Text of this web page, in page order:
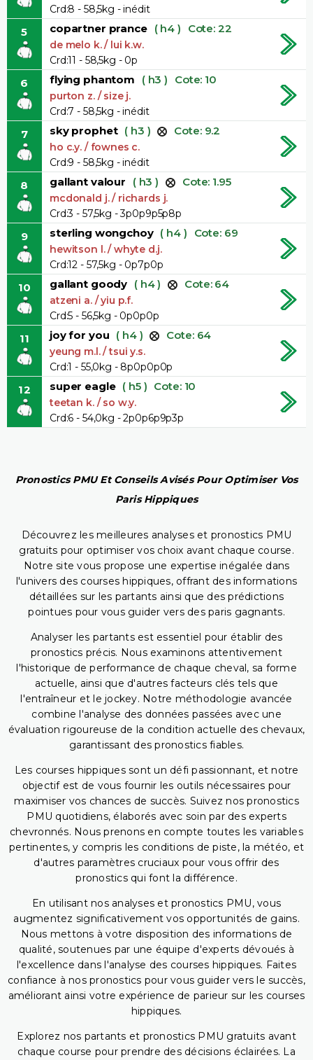
Crd:8 - 58,5kg - inédit
5 copartner prance ( h4 ) Cote: 22
de melo k. / lui k.w.
Crd:11 - 58,5kg - 0p
6 flying phantom ( h3 ) Cote: 10
purton z. / size j.
Crd:7 - 58,5kg - inédit
7 sky prophet ( h3 ) Cote: 9.2
ho c.y. / fownes c.
Crd:9 - 58,5kg - inédit
8 gallant valour ( h3 ) Cote: 1.95
mcdonald j. / richards j.
Crd:3 - 57,5kg - 3p0p9p5p8p
9 sterling wongchoy ( h4 ) Cote: 69
hewitson l. / whyte d.j.
Crd:12 - 57,5kg - 0p7p0p
10 gallant goody ( h4 ) Cote: 64
atzeni a. / yiu p.f.
Crd:5 - 56,5kg - 0p0p0p
11 joy for you ( h4 ) Cote: 64
yeung m.l. / tsui y.s.
Crd:1 - 55,0kg - 8p0p0p0p
12 super eagle ( h5 ) Cote: 10
teetan k. / so w.y.
Crd:6 - 54,0kg - 2p0p6p9p3p
Pronostics PMU Et Conseils Avisés Pour Optimiser Vos
Paris Hippiques
Découvrez les meilleures analyses et pronostics PMU
gratuits pour optimiser vos choix avant chaque course.
Notre site vous propose une expertise inégalée dans
l'univers des courses hippiques, offrant des informations
détaillées sur les partants ainsi que des prédictions
pointues pour vous guider vers des paris gagnants.
Analyser les partants est essentiel pour établir des
pronostics précis. Nous examinons attentivement
l'historique de performance de chaque cheval, sa forme
actuelle, ainsi que d'autres facteurs clés tels que
l'entraîneur et le jockey. Notre méthodologie avancée
combine l'analyse des données passées avec une
évaluation rigoureuse de la condition actuelle des chevaux,
garantissant des pronostics fiables.
Les courses hippiques sont un défi passionnant, et notre
objectif est de vous fournir les outils nécessaires pour
maximiser vos chances de succès. Suivez nos pronostics
PMU quotidiens, élaborés avec soin par des experts
chevronnés. Nous prenons en compte toutes les variables
pertinentes, y compris les conditions de piste, la météo, et
d'autres paramètres cruciaux pour vous offrir des
pronostics qui font la différence.
En utilisant nos analyses et pronostics PMU, vous
augmentez significativement vos opportunités de gains.
Nous mettons à votre disposition des informations de
qualité, soutenues par une équipe d'experts dévoués à
l'excellence dans l'analyse des courses hippiques. Faites
confiance à nos pronostics pour vous guider vers le succès,
améliorant ainsi votre expérience de parieur sur les courses
hippiques.
Explorez nos partants et pronostics PMU gratuits avant
chaque course pour prendre des décisions éclairées. La